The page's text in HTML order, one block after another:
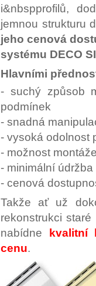
i&nbspprofilů,
jemnou strukturu
jeho cenová
systému DECO
Hlavními
- suchý způsob
podmínek
- snadná
- vysoká odolnost
- možnost
- minimální
- cenová
Takže ať už
rekonstrukci
nabídne kvalitní
cenu.